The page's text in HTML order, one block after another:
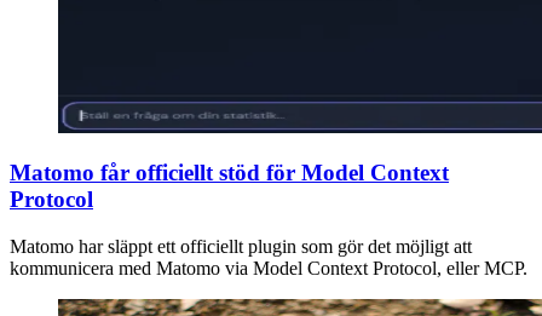
Matomo får officiellt stöd för Model Context
Protocol
Matomo har släppt ett officiellt plugin som gör det möjligt att
kommunicera med Matomo via Model Context Protocol, eller MCP.